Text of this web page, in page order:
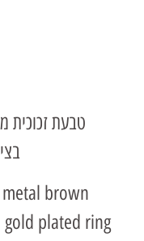
טבעת זכוכית
brown
plated ring